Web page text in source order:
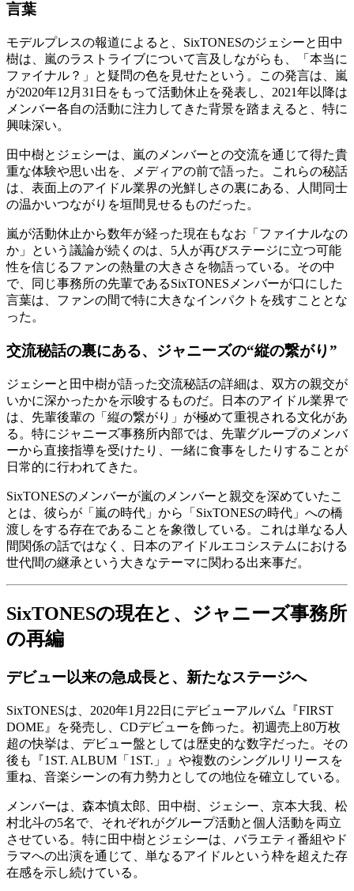
言葉
モデルプレスの報道によると、SixTONESのジェシーと田中
樹は、嵐のラストライブについて言及しながらも、「本当に
ファイナル？」と疑問の色を見せたという。この発言は、嵐
が2020年12月31日をもって活動休止を発表し、2021年以降は
メンバー各自の活動に注力してきた背景を踏まえると、特に
興味深い。
田中樹とジェシーは、嵐のメンバーとの交流を通じて得た貴
重な体験や思い出を、メディアの前で語った。これらの秘話
は、表面上のアイドル業界の光鮮しさの裏にある、人間同士
の温かいつながりを垣間見せるものだった。
嵐が活動休止から数年が経った現在もなお「ファイナルなの
か」という議論が続くのは、5人が再びステージに立つ可能
性を信じるファンの熱量の大きさを物語っている。その中
で、同じ事務所の先輩であるSixTONESメンバーが口にした
言葉は、ファンの間で特に大きなインパクトを残すこととな
った。
交流秘話の裏にある、ジャニーズの“縦の繋がり”
ジェシーと田中樹が語った交流秘話の詳細は、双方の親交が
いかに深かったかを示唆するものだ。日本のアイドル業界で
は、先輩後輩の「縦の繋がり」が極めて重視される文化があ
る。特にジャニーズ事務所内部では、先輩グループのメンバ
ーから直接指導を受けたり、一緒に食事をしたりすることが
日常的に行われてきた。
SixTONESのメンバーが嵐のメンバーと親交を深めていたこ
とは、彼らが「嵐の時代」から「SixTONESの時代」への橋
渡しをする存在であることを象徴している。これは単なる人
間関係の話ではなく、日本のアイドルエコシステムにおける
世代間の継承という大きなテーマに関わる出来事だ。
SixTONESの現在と、ジャニーズ事務所
の再編
デビュー以来の急成長と、新たなステージへ
SixTONESは、2020年1月22日にデビューアルバム『FIRST
DOME』を発売し、CDデビューを飾った。初週売上80万枚
超の快挙は、デビュー盤としては歴史的な数字だった。その
後も『1ST. ALBUM「1ST.」』や複数のシングルリリースを
重ね、音楽シーンの有力勢力としての地位を確立している。
メンバーは、森本慎太郎、田中樹、ジェシー、京本大我、松
村北斗の5名で、それぞれがグループ活動と個人活動を両立
させている。特に田中樹とジェシーは、バラエティ番組やド
ラマへの出演を通じて、単なるアイドルという枠を超えた存
在感を示し続けている。